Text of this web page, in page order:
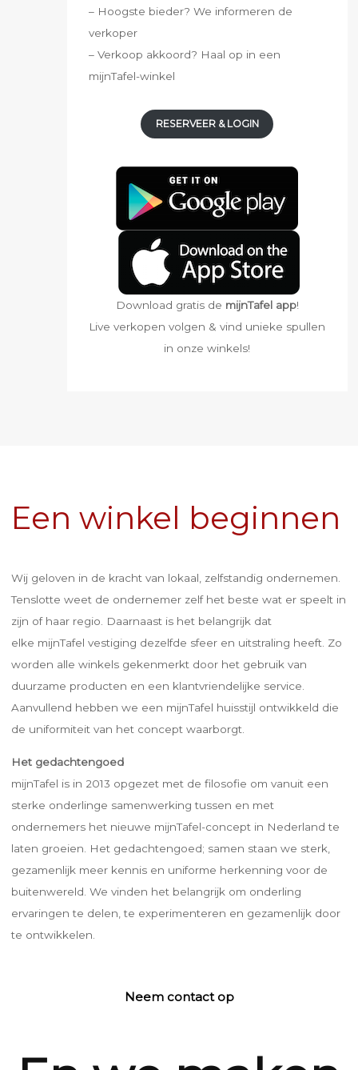
– Hoogste bieder? We informeren de
verkoper
– Verkoop akkoord? Haal op in een
mijnTafel-winkel
RESERVEER & LOGIN
Download gratis de mijnTafel app!
Live verkopen volgen & vind unieke spullen
in onze winkels!
Een winkel beginnen
Wij geloven in de kracht van lokaal, zelfstandig ondernemen.
Tenslotte weet de ondernemer zelf het beste wat er speelt in
zijn of haar regio. Daarnaast is het belangrijk dat
elke mijnTafel vestiging dezelfde sfeer en uitstraling heeft. Zo
worden alle winkels gekenmerkt door het gebruik van
duurzame producten en een klantvriendelijke service.
Aanvullend hebben we een mijnTafel huisstijl ontwikkeld die
de uniformiteit van het concept waarborgt.
Het gedachtengoed
mijnTafel is in 2013 opgezet met de filosofie om vanuit een
sterke onderlinge samenwerking tussen en met
ondernemers het nieuwe mijnTafel-concept in Nederland te
laten groeien. Het gedachtengoed; samen staan we sterk,
gezamenlijk meer kennis en uniforme herkenning voor de
buitenwereld. We vinden het belangrijk om onderling
ervaringen te delen, te experimenteren en gezamenlijk door
te ontwikkelen.
Neem contact op